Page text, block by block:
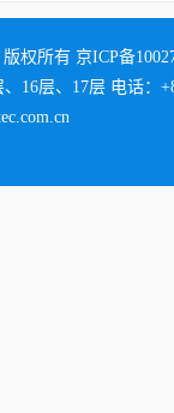
权所有 京ICP备
16层、17层 电话：